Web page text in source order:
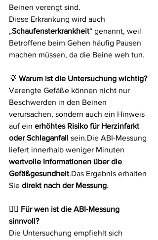
Beinen verengt sind.
Diese Erkrankung wird auch
„Schaufensterkrankheit“ genannt, weil
Betroffene beim Gehen häufig Pausen
machen müssen, da die Beine weh tun.
💡 Warum ist die Untersuchung wichtig?
Verengte Gefäße können nicht nur
Beschwerden in den Beinen
verursachen, sondern auch ein Hinweis
auf ein erhöhtes Risiko für Herzinfarkt
oder Schlaganfall sein.Die ABI-Messung
liefert innerhalb weniger Minuten
wertvolle Informationen über die
Gefäßgesundheit.Das Ergebnis erhalten
Sie direkt nach der Messung.
👩‍⚕️ Für wen ist die ABI-Messung
sinnvoll?
Die Untersuchung empfiehlt sich